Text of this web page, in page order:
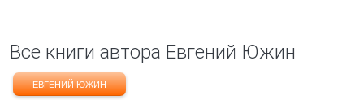
Все книги автора Евгений Южин
ЕВГЕНИЙ ЮЖИН